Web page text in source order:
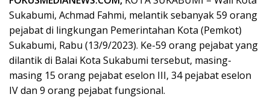
Sukabumi, Achmad Fahmi, melantik sebanyak 59 orang
pejabat di lingkungan Pemerintahan Kota (Pemkot)
Sukabumi, Rabu (13/9/2023). Ke-59 orang pejabat yang
dilantik di Balai Kota Sukabumi tersebut, masing-
masing 15 orang pejabat eselon III, 34 pejabat eselon
IV dan 9 orang pejabat fungsional.